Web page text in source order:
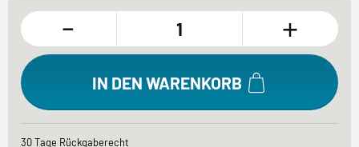
- +
IN DEN WARENKORB
30 Tage Rückgaberecht